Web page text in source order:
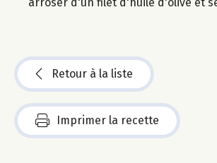
Retour à la liste
Imprimer la recette